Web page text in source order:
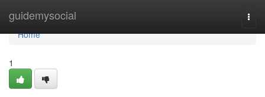
guidemysocial
Home
Home
1